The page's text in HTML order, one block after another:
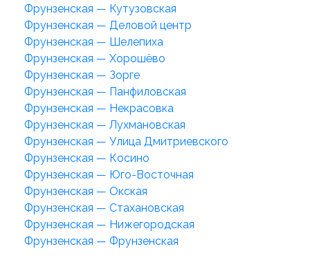
Фрунзенская — Кутузовская
Фрунзенская — Деловой центр
Фрунзенская — Шелепиха
Фрунзенская — Хорошёво
Фрунзенская — Зорге
Фрунзенская — Панфиловская
Фрунзенская — Некрасовка
Фрунзенская — Лухмановская
Фрунзенская — Улица Дмитриевского
Фрунзенская — Косино
Фрунзенская — Юго-Восточная
Фрунзенская — Окская
Фрунзенская — Стахановская
Фрунзенская — Нижегородская
Фрунзенская — Фрунзенская